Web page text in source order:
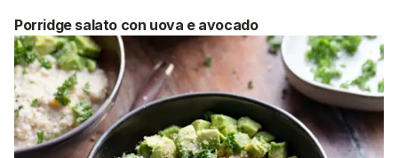
Porridge salato con uova e avocado